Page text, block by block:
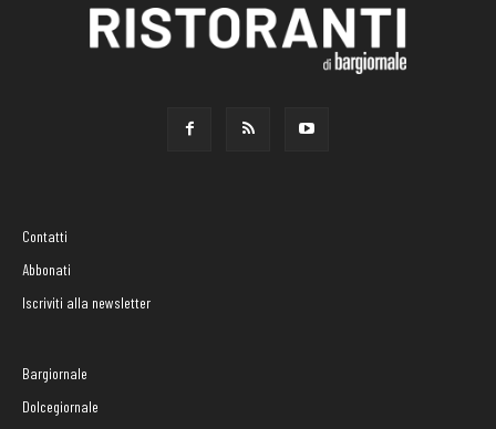
Contatti
Abbonati
Iscriviti alla newsletter
Bargiornale
Dolcegiornale